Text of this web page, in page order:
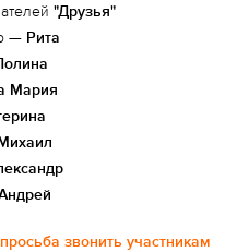
"Друзья"
— Рита
Мария
звонить участникам